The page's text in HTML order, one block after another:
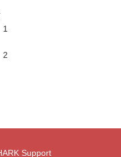
1
2
Support